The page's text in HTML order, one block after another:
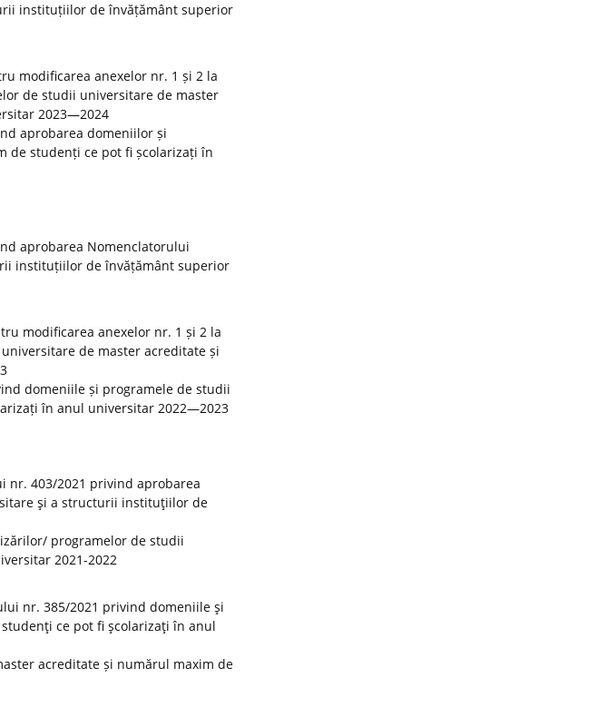
instituțiilor de învățământ superior
modificarea anexelor nr. 1 și 2 la
de studii universitare de master
2023—2024
aprobarea domeniilor și
de studenți ce pot fi școlarizați în
aprobarea Nomenclatorului
instituțiilor de învățământ superior
modificarea anexelor nr. 1 și 2 la
de master acreditate și
domeniile și programele de studii
în anul universitar 2022—2023
nr. 403/2021 privind aprobarea
şi a structurii instituţiilor de
programelor de studii
2021-2022
nr. 385/2021 privind domeniile şi
ce pot fi şcolarizaţi în anul
acreditate și numărul maxim de